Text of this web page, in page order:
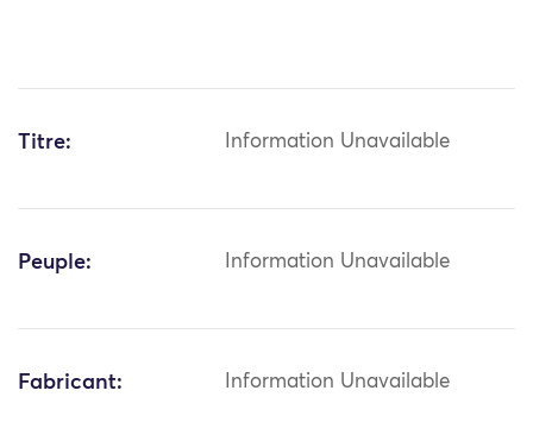
Titre: Information Unavailable
Peuple: Information Unavailable
Fabricant: Information Unavailable